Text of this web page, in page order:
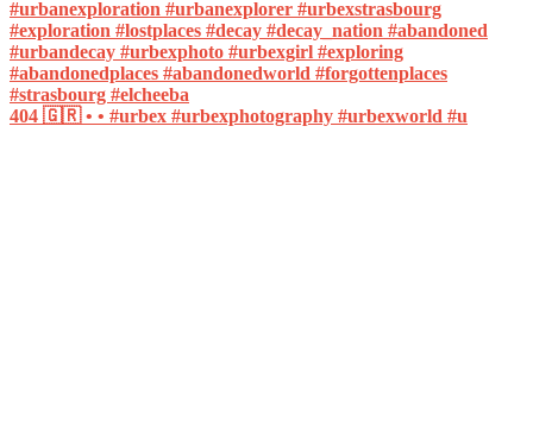
404 🇬🇷 • • #urbex #urbexphotography #urbexworld #u